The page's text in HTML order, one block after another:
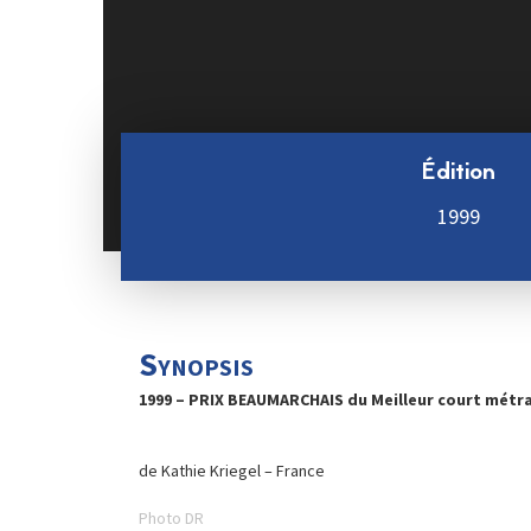
Édition
1999
Synopsis
1999 – PRIX BEAUMARCHAIS du Meilleur court
de Kathie Kriegel – France
Photo DR